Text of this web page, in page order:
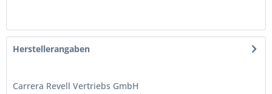
Herstellerangaben
Carrera Revell Vertriebs GmbH